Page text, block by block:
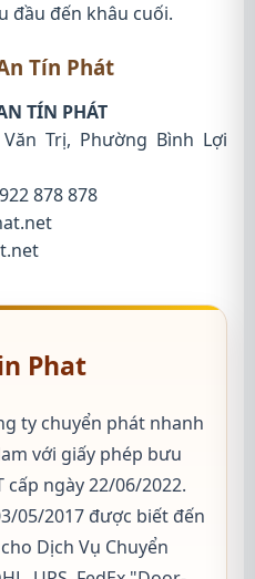
đầu đến khâu cuối.
Tín Phát
TÍN PHÁT
Trị, Phường Bình Lợi
878 878
Phat
ty chuyển phát nhanh
với giấy phép bưu
cấp ngày 22/06/2022.
05/2017 được biết đến
Dịch Vụ Chuyển